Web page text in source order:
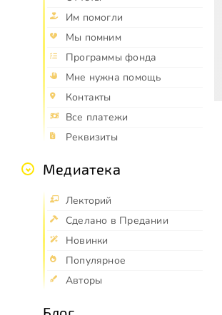
Им помогли
Мы помним
Программы фонда
Мне нужна помощь
Контакты
Все платежи
Реквизиты
Медиатека
Лекторий
Сделано в Предании
Новинки
Популярное
Авторы